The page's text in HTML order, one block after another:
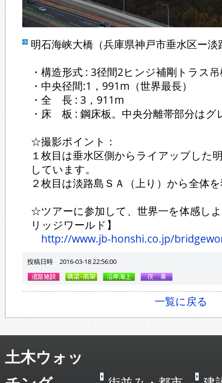
明石海峡大橋（兵庫県神戸市垂水区ー淡
・構造形式 : 3径間2ヒンジ補剛トラス
・中央径間:1，991m（世界最長）
・全 長 : 3，911m
・床 板 : 鋼床板。中央分離帯部分はグ
☆撮影ポイント：
１枚目は垂水区側からライアップした
しています。
２枚目は淡路島ＳＡ（上り）から全体
☆ツアーに参加して、世界一を体感し
リッジワールド】
http://www.jb-honshi.co.jp/
投稿日時 2016-03-18 22:56:00
一覧に戻る
土木ウォッ